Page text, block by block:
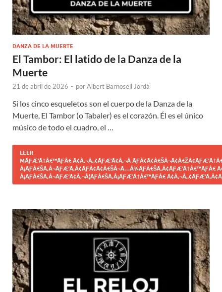
DANZA DE LA MUERTE
El Tambor: El latido de la Danza de la
Muerte
21 de abril de 2026 - porAlbert Barnosell Jordà
Si los cinco esqueletos son el cuerpo de la Danza de la
Muerte, El Tambor (o Tabaler) es el corazón. Él es el único
músico de todo el cuadro, el …
LEER
MÃƑÆ’Ã†Â€™ÃƑÂ€ Ã¢Â‚¬Â„¢ÃƑÆ’Ã¢Â‚¬Â
Â¡ÃƑÂ€ŠÃ‚Â¬ÃƑÆ’Ã‚Â¢ÃƑÂ¢Ã¢Â€ŠÂ¬Ã…Â¾ÃƑÂ€ŠÃ‚Â¢ÃƑÆ’Ã†Â€™ÃƑÂ€
Â¡ÃƑÂ€ŠÃ‚Â¬ÃƑÆ’Ã¢Â‚¬Â¦ÃƑÂ€ŠÃ‚Â¡ÃƑÆ’Ã†Â€™ÃƑÂ€